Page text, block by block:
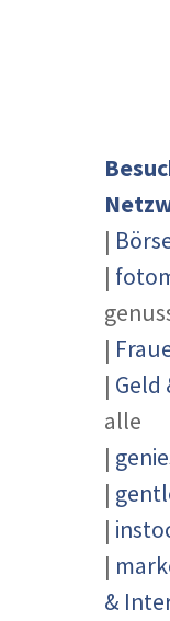
|
|
|
| Geld
alle
|
|
|
|
&